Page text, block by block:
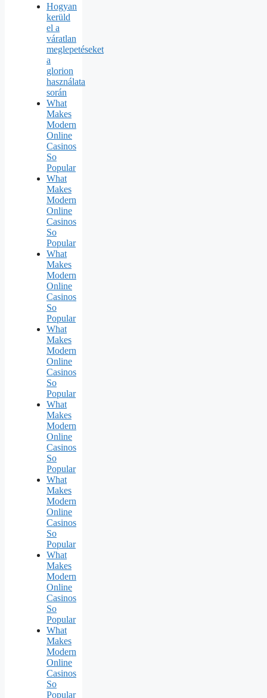
Hogyan
kerüld
el a
váratlan
meglepetéseket
a
glorion
használata
során
What
Makes
Modern
Online
Casinos
So
Popular
What
Makes
Modern
Online
Casinos
So
Popular
What
Makes
Modern
Online
Casinos
So
Popular
What
Makes
Modern
Online
Casinos
So
Popular
What
Makes
Modern
Online
Casinos
So
Popular
What
Makes
Modern
Online
Casinos
So
Popular
What
Makes
Modern
Online
Casinos
So
Popular
What
Makes
Modern
Online
Casinos
So
Popular